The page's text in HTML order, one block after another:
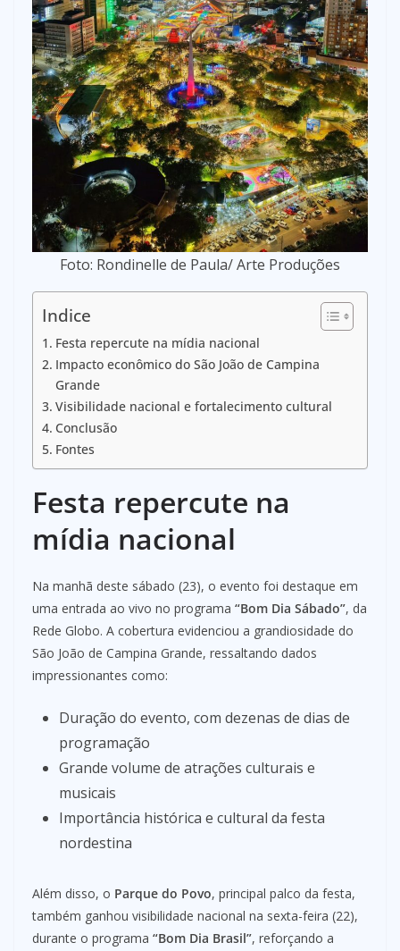
Foto: Rondinelle de Paula/ Arte Produções
Indice
Festa repercute na mídia nacional
Impacto econômico do São João de Campina
Grande
Visibilidade nacional e fortalecimento cultural
Conclusão
Fontes
Festa repercute na
mídia nacional
Na manhã deste sábado (23), o evento foi destaque em
uma entrada ao vivo no programa “Bom Dia Sábado”, da
Rede Globo. A cobertura evidenciou a grandiosidade do
São João de Campina Grande, ressaltando dados
impressionantes como:
Duração do evento, com dezenas de dias de
programação
Grande volume de atrações culturais e
musicais
Importância histórica e cultural da festa
nordestina
Além disso, o Parque do Povo, principal palco da festa,
também ganhou visibilidade nacional na sexta-feira (22),
durante o programa “Bom Dia Brasil”, reforçando a